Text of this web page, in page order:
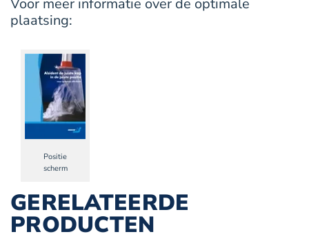
plaatsing:
Positie
scherm
GERELATEERDE
PRODUCTEN